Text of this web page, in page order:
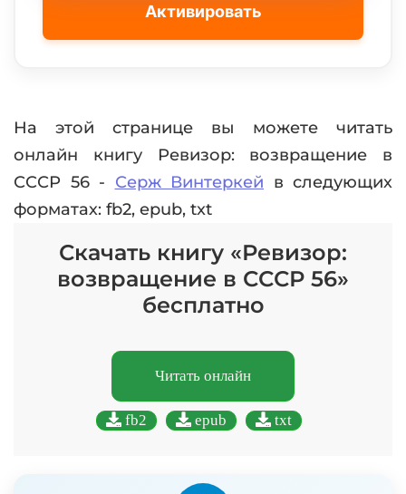
Активировать
На этой странице вы можете читать
онлайн книгу Ревизор: возвращение в
СССР 56 - Серж Винтеркей в следующих
форматах: fb2, epub, txt
Скачать книгу «Ревизор:
возвращение в СССР 56»
бесплатно
Читать онлайн
fb2 epub txt